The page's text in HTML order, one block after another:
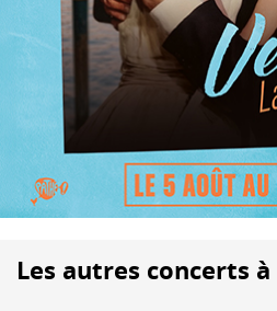
Les autres concerts